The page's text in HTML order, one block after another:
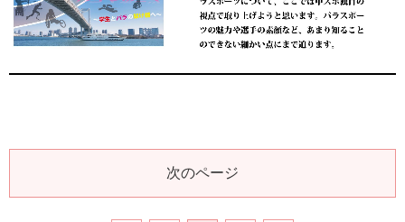
次のページ